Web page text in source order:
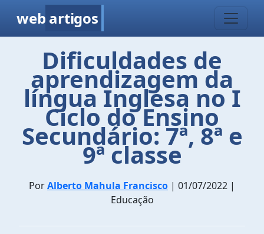
web artigos
Dificuldades de
aprendizagem da
língua Inglesa no I
Ciclo do Ensino
Secundário: 7ª, 8ª e
9ª classe
PorAlberto Mahula Francisco | 01/07/2022 |
Educação